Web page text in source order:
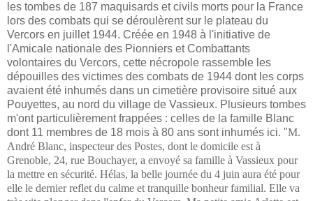
les tombes de 187 maquisards et civils morts pour la France
lors des combats qui se déroulèrent sur le plateau du
Vercors en juillet 1944. Créée en 1948 à l'initiative de
l'Amicale nationale des Pionniers et Combattants
volontaires du Vercors, cette nécropole rassemble les
dépouilles des victimes des combats de 1944 dont les corps
avaient été inhumés dans un cimetière provisoire situé aux
Pouyettes, au nord du village de Vassieux. Plusieurs tombes
m'ont particulièrement frappées : celles de la famille Blanc
dont 11 membres de 18 mois à 80 ans sont inhumés ici. "M.
André Blanc, inspecteur des Postes, dont le domicile est à
Grenoble, 24, rue Bouchayer, a envoyé sa famille à Vassieux pour
la mettre en sécurité. Hélas, la belle journée du 4 juin aura été pour
elle le dernier reflet du calme et tranquille bonheur familial. Elle va